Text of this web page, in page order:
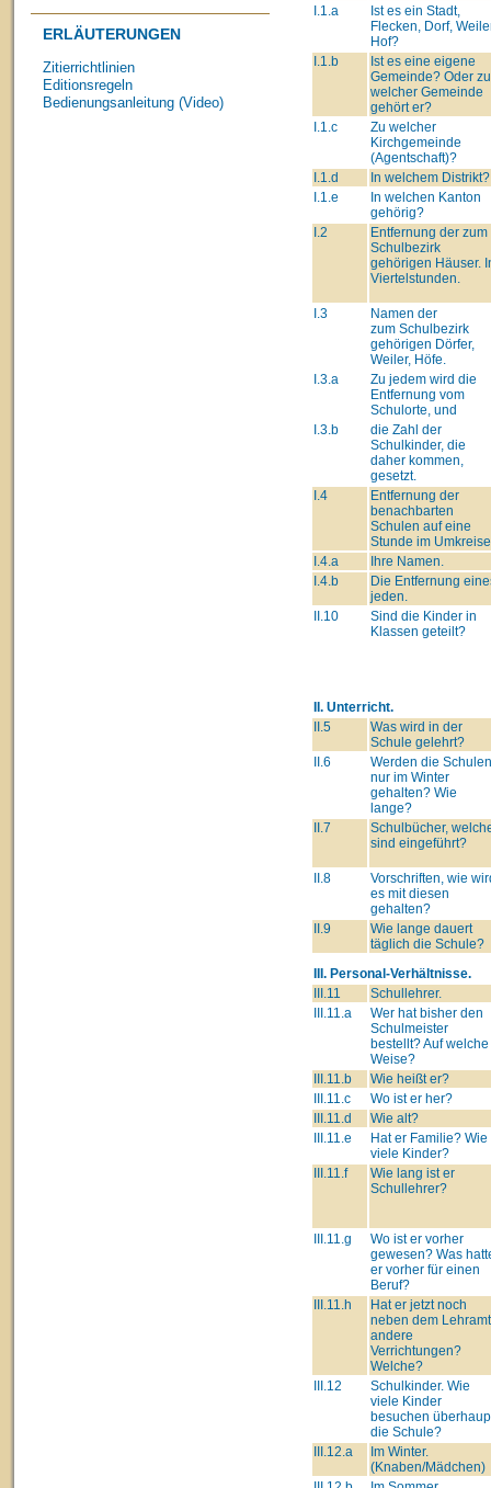
ERLÄUTERUNGEN
Zitierrichtlinien
Editionsregeln
Bedienungsanleitung (Video)
I.1.a
Ist es ein Stadt,
Flecken, Dorf,
Hof?
I.1.b
Ist es eine eigene
Gemeinde? Oder zu
welcher Gemeinde
gehört er?
I.1.c
Zu welcher
Kirchgemeinde
(Agentschaft)?
I.1.d
In welchem Distrikt?
I.1.e
In welchen Kanton
gehörig?
I.2
Entfernung der zum
Schulbezirk
gehörigen Häuser.
Viertelstunden.
I.3
Namen der
zum Schulbezirk
gehörigen Dörfer,
Weiler, Höfe.
I.3.a
Zu jedem wird die
Entfernung vom
Schulorte, und
I.3.b
die Zahl der
Schulkinder, die
daher kommen,
gesetzt.
I.4
Entfernung der
benachbarten
Schulen auf eine
Stunde im
I.4.a
Ihre Namen.
I.4.b
Die Entfernung
jeden.
II.10
Sind die Kinder in
Klassen geteilt?
II. Unterricht.
II.5
Was wird in der
Schule gelehrt?
II.6
Werden die Schulen
nur im Winter
gehalten? Wie
lange?
II.7
Schulbücher,
sind eingeführt?
II.8
Vorschriften, wie
es mit diesen
gehalten?
II.9
Wie lange dauert
täglich die Schule?
III. Personal-Verhältnisse.
III.11
Schullehrer.
III.11.a
Wer hat bisher den
Schulmeister
bestellt? Auf welche
Weise?
III.11.b
Wie heißt er?
III.11.c
Wo ist er her?
III.11.d
Wie alt?
III.11.e
Hat er Familie? Wie
viele Kinder?
III.11.f
Wie lang ist er
Schullehrer?
III.11.g
Wo ist er vorher
gewesen? Was
er vorher für einen
Beruf?
III.11.h
Hat er jetzt noch
neben dem
andere
Verrichtungen?
Welche?
III.12
Schulkinder. Wie
viele Kinder
besuchen
die Schule?
III.12.a
Im Winter.
(Knaben/Mädchen)